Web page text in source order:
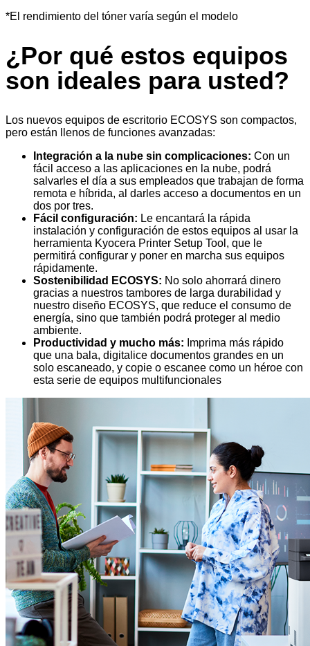
*El rendimiento del tóner varía según el modelo
¿Por qué estos equipos
son ideales para usted?
Los nuevos equipos de escritorio ECOSYS son compactos,
pero están llenos de funciones avanzadas:
Integración a la nube sin complicaciones: Con un
fácil acceso a las aplicaciones en la nube, podrá
salvarles el día a sus empleados que trabajan de forma
remota e híbrida, al darles acceso a documentos en un
dos por tres.
Fácil configuración: Le encantará la rápida
instalación y configuración de estos equipos al usar la
herramienta Kyocera Printer Setup Tool, que le
permitirá configurar y poner en marcha sus equipos
rápidamente.
Sostenibilidad ECOSYS: No solo ahorrará dinero
gracias a nuestros tambores de larga durabilidad y
nuestro diseño ECOSYS, que reduce el consumo de
energía, sino que también podrá proteger al medio
ambiente.
Productividad y mucho más: Imprima más rápido
que una bala, digitalice documentos grandes en un
solo escaneado, y copie o escanee como un héroe con
esta serie de equipos multifuncionales